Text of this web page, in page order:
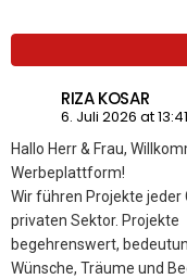
RIZA KOSAR
6. Juli 2026 at 13:41
Hallo Herr & Frau,
Werbeplattform!
Wir führen Projekte
privaten Sektor. Projekte
begehrenswert,
Wünsche, Träume und